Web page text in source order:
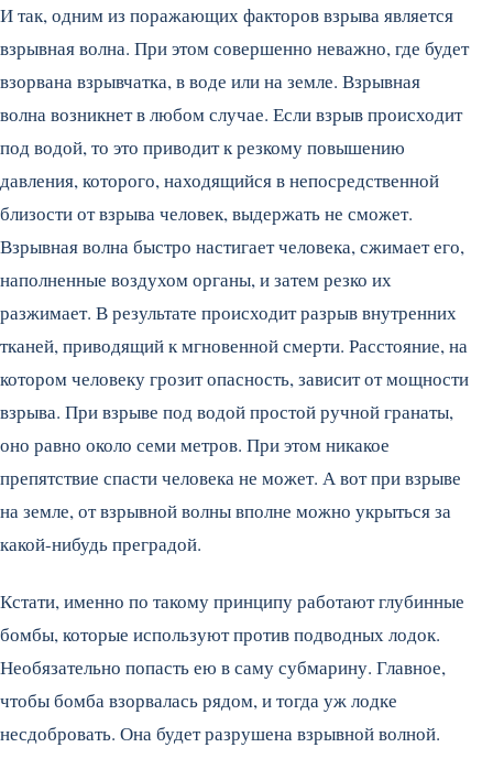
И так, одним из поражающих факторов взрыва является
взрывная волна. При этом совершенно неважно, где будет
взорвана взрывчатка, в воде или на земле. Взрывная
волна возникнет в любом случае. Если взрыв происходит
под водой, то это приводит к резкому повышению
давления, которого, находящийся в непосредственной
близости от взрыва человек, выдержать не сможет.
Взрывная волна быстро настигает человека, сжимает его,
наполненные воздухом органы, и затем резко их
разжимает. В результате происходит разрыв внутренних
тканей, приводящий к мгновенной смерти. Расстояние, на
котором человеку грозит опасность, зависит от мощности
взрыва. При взрыве под водой простой ручной гранаты,
оно равно около семи метров. При этом никакое
препятствие спасти человека не может. А вот при взрыве
на земле, от взрывной волны вполне можно укрыться за
какой-нибудь преградой.
Кстати, именно по такому принципу работают глубинные
бомбы, которые используют против подводных лодок.
Необязательно попасть ею в саму субмарину. Главное,
чтобы бомба взорвалась рядом, и тогда уж лодке
несдобровать. Она будет разрушена взрывной волной.